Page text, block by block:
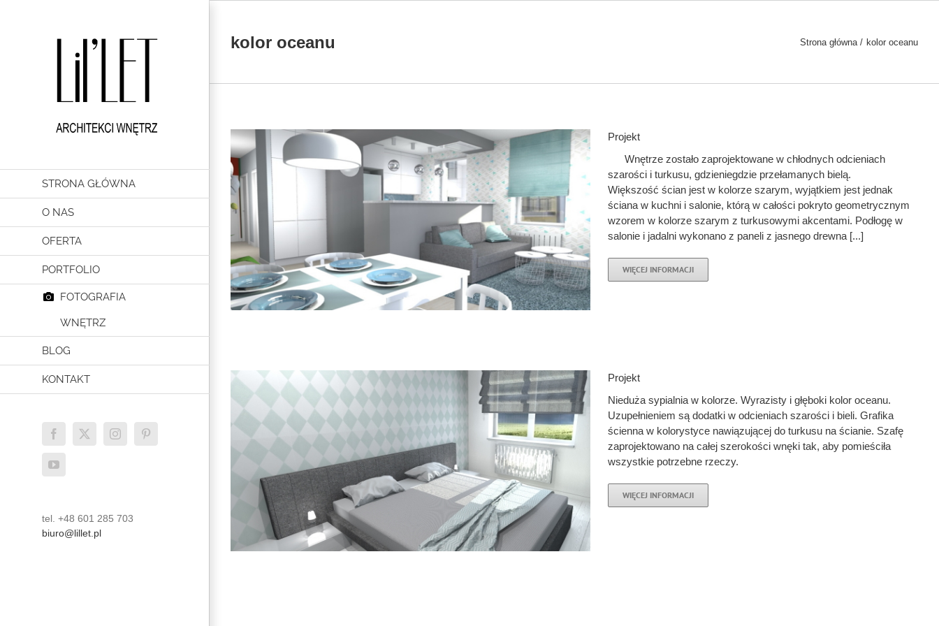
STRONA GŁÓWNA
O NAS
OFERTA
PORTFOLIO
FOTOGRAFIA
WNĘTRZ
BLOG
KONTAKT
Facebook
X InstagramPinterest
YouTube
tel. +48 601 285 703
biuro@lillet.pl
kolor oceanu Strona główna kolor oceanu
Projekt
Wnętrze zostało zaprojektowane w chłodnych odcieniach
szarości i turkusu, gdzieniegdzie przełamanych bielą.
Większość ścian jest w kolorze szarym, wyjątkiem jest jednak
ściana w kuchni i salonie, którą w całości pokryto geometrycznym
wzorem w kolorze szarym z turkusowymi akcentami. Podłogę w
salonie i jadalni wykonano z paneli z jasnego drewna [...]
WIĘCEJ INFORMACJI
Projekt
Nieduża sypialnia w kolorze. Wyrazisty i głęboki kolor oceanu.
Uzupełnieniem są dodatki w odcieniach szarości i bieli. Grafika
ścienna w kolorystyce nawiązującej do turkusu na ścianie. Szafę
zaprojektowano na całej szerokości wnęki tak, aby pomieściła
wszystkie potrzebne rzeczy.
WIĘCEJ INFORMACJI